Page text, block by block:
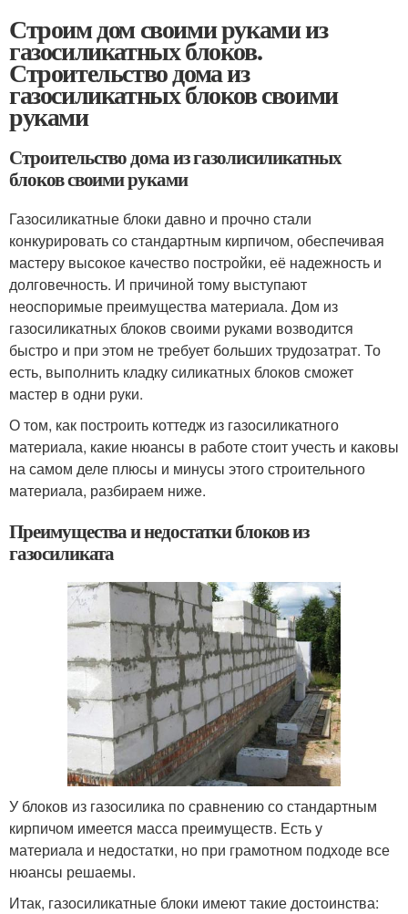
Строим дом своими руками из
газосиликатных блоков.
Строительство дома из
газосиликатных блоков своими
руками
Строительство дома из газолисиликатных
блоков своими руками
Газосиликатные блоки давно и прочно стали
конкурировать со стандартным кирпичом, обеспечивая
мастеру высокое качество постройки, её надежность и
долговечность. И причиной тому выступают
неоспоримые преимущества материала. Дом из
газосиликатных блоков своими руками возводится
быстро и при этом не требует больших трудозатрат. То
есть, выполнить кладку силикатных блоков сможет
мастер в одни руки.
О том, как построить коттедж из газосиликатного
материала, какие нюансы в работе стоит учесть и каковы
на самом деле плюсы и минусы этого строительного
материала, разбираем ниже.
Преимущества и недостатки блоков из
газосиликата
У блоков из газосилика по сравнению со стандартным
кирпичом имеется масса преимуществ. Есть у
материала и недостатки, но при грамотном подходе все
нюансы решаемы.
Итак, газосиликатные блоки имеют такие достоинства: